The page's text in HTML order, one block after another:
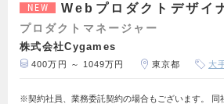
NEW Webプロダクトデザイ
プロダクトマネージャー
株式会社Cygames
400万円 ～ 1049万円 東京都 大
※契約社員、業務委託契約の場合もございます。 同